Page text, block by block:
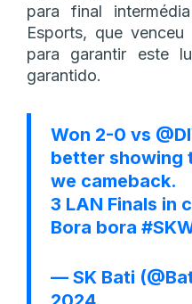
para final
Esports, que
para garantir este
garantido.
Won 2-0 vs
better showing
we cameback.
3 LAN Finals in
Bora bora
— SK Bati